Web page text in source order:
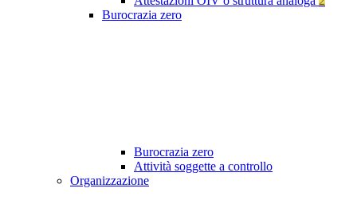
Burocrazia zero
Burocrazia zero
Attività soggette a controllo
Organizzazione